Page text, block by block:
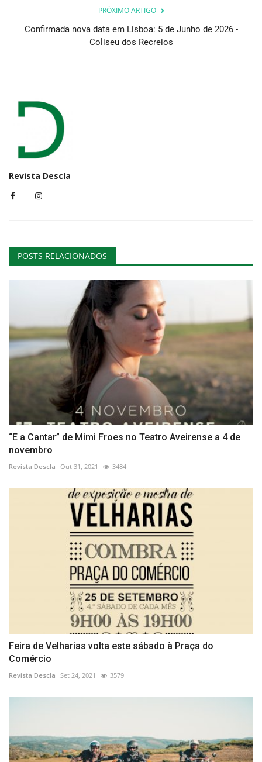
PRÓXIMO ARTIGO
Confirmada nova data em Lisboa: 5 de Junho de 2026 -
Coliseu dos Recreios
Revista Descla
POSTS RELACIONADOS
“E a Cantar” de Mimi Froes no Teatro Aveirense a 4 de
novembro
Revista Descla Out 31, 2021 3484
Feira de Velharias volta este sábado à Praça do
Comércio
Revista Descla Set 24, 2021 3579